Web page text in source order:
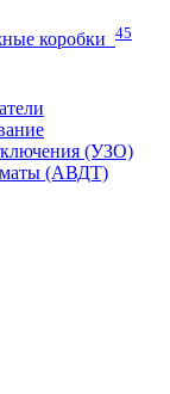
коробки
45
(УЗО)
(АВДТ)